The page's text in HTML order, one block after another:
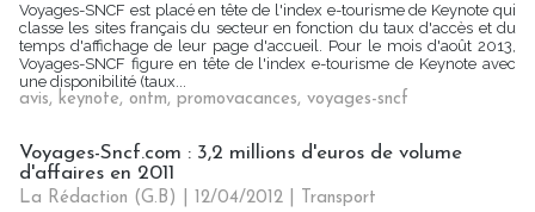
Voyages-SNCF est placé en tête de l'index e-tourisme de Keynote qui
classe les sites français du secteur en fonction du taux d'accès et du
temps d'affichage de leur page d'accueil. Pour le mois d'août 2013,
Voyages-SNCF figure en tête de l'index e-tourisme de Keynote avec
une disponibilité (taux...
avis, keynote, ontm, promovacances, voyages-sncf
Voyages-Sncf.com : 3,2 millions d'euros de volume
d'affaires en 2011
La Rédaction (G.B) | 12/04/2012
Transport